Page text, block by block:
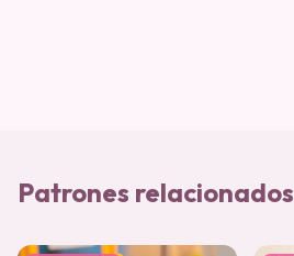
Patrones relacionados